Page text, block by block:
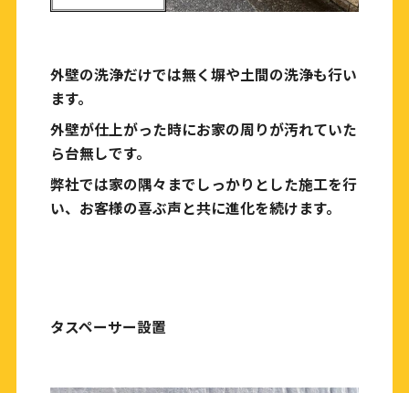
外壁の洗浄だけでは無く塀や土間の洗浄も行い
ます。
外壁が仕上がった時にお家の周りが汚れていた
ら台無しです。
弊社では家の隅々までしっかりとした施工を行
い、お客様の喜ぶ声と共に進化を続けます。
タスペーサー設置